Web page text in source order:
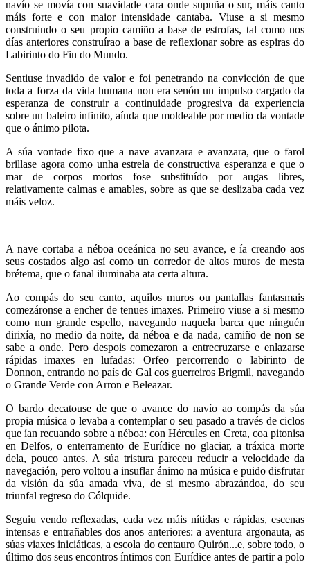
navío se movía con suavidade cara onde supuña o sur, máis canto
máis forte e con maior intensidade cantaba. Viuse a si mesmo
construindo o seu propio camiño a base de estrofas, tal como nos
días anteriores construírao a base de reflexionar sobre as espiras do
Labirinto do Fin do Mundo.
Sentiuse invadido de valor e foi penetrando na convicción de que
toda a forza da vida humana non era senón un impulso cargado da
esperanza de construir a continuidade progresiva da experiencia
sobre un baleiro infinito, aínda que moldeable por medio da vontade
que o ánimo pilota.
A súa vontade fixo que a nave avanzara e avanzara, que o farol
brillase agora como unha estrela de constructiva esperanza e que o
mar de corpos mortos fose substituído por augas libres,
relativamente calmas e amables, sobre as que se deslizaba cada vez
máis veloz.
A nave cortaba a néboa oceánica no seu avance, e ía creando aos
seus costados algo así como un corredor de altos muros de mesta
brétema, que o fanal iluminaba ata certa altura.
Ao compás do seu canto, aquilos muros ou pantallas fantasmais
comezáronse a encher de tenues imaxes. Primeiro viuse a si mesmo
como nun grande espello, navegando naquela barca que ninguén
dirixía, no medio da noite, da néboa e da nada, camiño de non se
sabe a onde. Pero despois comezaron a entrecruzarse e enlazarse
rápidas imaxes en lufadas: Orfeo percorrendo o labirinto de
Donnon, entrando no país de Gal cos guerreiros Brigmil, navegando
o Grande Verde con Arron e Beleazar.
O bardo decatouse de que o avance do navío ao compás da súa
propia música o levaba a contemplar o seu pasado a través de ciclos
que ían recuando sobre a néboa: con Hércules en Creta, coa pitonisa
en Delfos, o enterramento de Eurídice no glaciar, a tráxica morte
dela, pouco antes. A súa tristura pareceu reducir a velocidade da
navegación, pero voltou a insuflar ánimo na música e puido disfrutar
da visión da súa amada viva, de si mesmo abrazándoa, do seu
triunfal regreso do Cólquide.
Seguiu vendo reflexadas, cada vez máis nítidas e rápidas, escenas
intensas e entrañables dos anos anteriores: a aventura argonauta, as
súas viaxes iniciáticas, a escola do centauro Quirón...e, sobre todo, o
último dos seus encontros íntimos con Eurídice antes de partir a polo